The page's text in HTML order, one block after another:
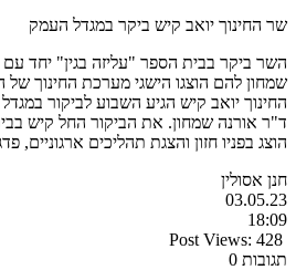
שר החינוך יואב קיש ביקר במגדל העמק
השר ביקר בבית הספר "עליזה בגין" יחד
שמחון להם הוצגו הישגי מערכת החינוך
החינוך יואב קיש הגיע השבוע לביקור
ד"ר אורנה שמחון. את הביקור החל קיש
הוצג בפניו חזון והצגת תהליכים ארגוניים,
חנן אסולין
03.05.23
18:09
Post Views: 428
תגובות 0